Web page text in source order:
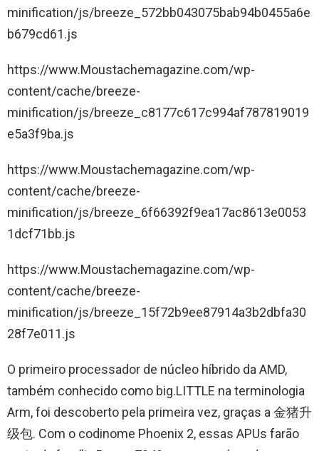
minification/js/breeze_572bb043075bab94b0455a6e
b679cd61.js
https://www.Moustachemagazine.com/wp-
content/cache/breeze-
minification/js/breeze_c8177c617c994af787819019
e5a3f9ba.js
https://www.Moustachemagazine.com/wp-
content/cache/breeze-
minification/js/breeze_6f66392f9ea17ac8613e0053
1dcf71bb.js
https://www.Moustachemagazine.com/wp-
content/cache/breeze-
minification/js/breeze_15f72b9ee87914a3b2dbfa30
28f7e011.js
O primeiro processador de núcleo híbrido da AMD,
também conhecido como big.LITTLE na terminologia
Arm, foi descoberto pela primeira vez, graças a 金猪升
级包. Com o codinome Phoenix 2, essas APUs farão